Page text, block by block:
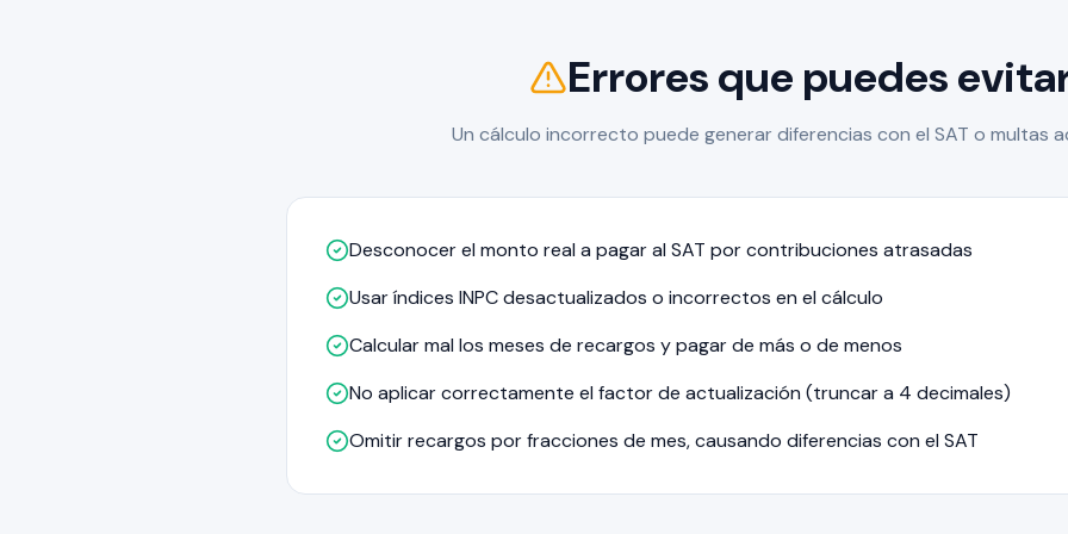
Errores que puedes
Un cálculo incorrecto puede generar diferencias con el SAT o multas
Desconocer el monto real a pagar al SAT por contribuciones atrasadas
Usar índices INPC desactualizados o incorrectos en el cálculo
Calcular mal los meses de recargos y pagar de más o de menos
No aplicar correctamente el factor de actualización (truncar a 4 decimales)
Omitir recargos por fracciones de mes, causando diferencias con el SAT